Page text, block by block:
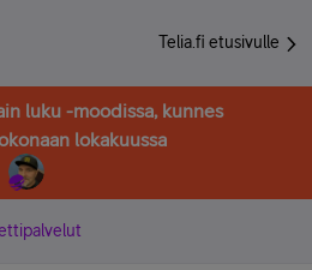
Telia.fi etusivulle
luku -moodissa, kunnes
lokakuussa